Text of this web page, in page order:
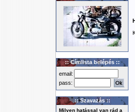
:: Címlista belépés ::
email:
pass:
:: Szavazás ::
Milyen hatással van rád a